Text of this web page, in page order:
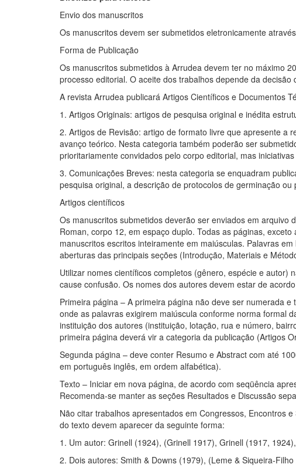
Envio dos manuscritos
Os manuscritos devem ser submetidos eletronicamente
Forma de Publicação
Os manuscritos submetidos à Arrudea devem ter no máximo
processo editorial. O aceite dos trabalhos depende da
A revista Arrudea publicará Artigos Científicos e Documentos
1. Artigos Originais: artigos de pesquisa original e inédita
2. Artigos de Revisão: artigo de formato livre que apresente a
avanço teórico. Nesta categoria também poderão ser
prioritariamente convidados pelo corpo editorial, mas
3. Comunicações Breves: nesta categoria se enquadram
pesquisa original, a descrição de protocolos de germinação
Artigos científicos
Os manuscritos submetidos deverão ser enviados em
Roman, corpo 12, em espaço duplo. Todas as páginas,
manuscritos escritos inteiramente em maiúsculas. Palavras
aberturas das principais seções (Introdução, Materiais e
Utilizar nomes científicos completos (gênero, espécie e
cause confusão. Os nomes dos autores devem estar de
Primeira página – A primeira página não deve ser numerada
onde as palavras exigirem maiúscula conforme norma formal
instituição dos autores (instituição, lotação, rua e número,
primeira página deverá vir a categoria da publicação (Artigos
Segunda página – deve conter Resumo e Abstract com até
em português inglês, em ordem alfabética).
Texto – Iniciar em nova página, de acordo com seqüência
Recomenda-se manter as seções Resultados e Discussão
Não citar trabalhos apresentados em Congressos, Encontros
do texto devem aparecer da seguinte forma:
1. Um autor: Grinell (1924), (Grinell 1917), Grinell (1917,
2. Dois autores: Smith & Downs (1979), (Leme & Siqueira-